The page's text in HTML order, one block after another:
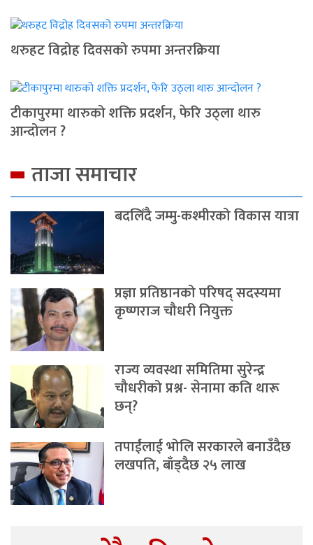
थरुहट विद्रोह दिवसको रुपमा अन्तरक्रिया
टीकापुरमा थारुको शक्ति प्रदर्शन, फेरि उठ्ला थारु
आन्दोलन ?
ताजा समाचार
बदलिँदै जम्मु-कश्मीरको विकास यात्रा
प्रज्ञा प्रतिष्ठानको परिषद् सदस्यमा
कृष्णराज चौधरी नियुक्त
राज्य व्यवस्था समितिमा सुरेन्द्र
चौधरीको प्रश्न- सेनामा कति थारू
छन्?
तपाईंलाई भोलि सरकारले बनाउँदैछ
लखपति, बाँड्दैछ २५ लाख